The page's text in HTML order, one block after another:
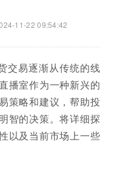
11-22 09:54:42
交易逐渐从传统的线
播室作为一种新兴的
策略和建议，帮助投
智的决策。将详细探
以及当前市场上一些